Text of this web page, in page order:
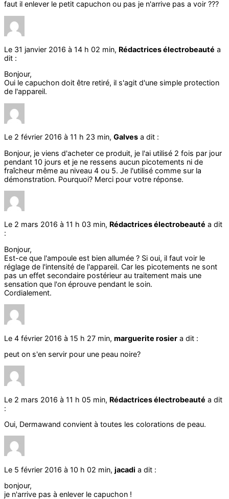
faut il enlever le petit capuchon ou pas je n'arrive pas a voir ???
Le 31 janvier 2016 à 14 h 02 min, Rédactrices électrobeauté a
dit :
Bonjour,
Oui le capuchon doit être retiré, il s'agit d'une simple protection
de l'appareil.
Le 2 février 2016 à 11 h 23 min, Galves a dit :
Bonjour, je viens d'acheter ce produit, je l'ai utilisé 2 fois par jour
pendant 10 jours et je ne ressens aucun picotements ni de
fraîcheur même au niveau 4 ou 5. Je l'utilisé comme sur la
démonstration. Pourquoi? Merci pour votre réponse.
Le 2 mars 2016 à 11 h 03 min, Rédactrices électrobeauté a dit
:
Bonjour,
Est-ce que l'ampoule est bien allumée ? Si oui, il faut voir le
réglage de l'intensité de l'appareil. Car les picotements ne sont
pas un effet secondaire postérieur au traitement mais une
sensation que l'on éprouve pendant le soin.
Cordialement.
Le 4 février 2016 à 15 h 27 min, marguerite rosier a dit :
peut on s'en servir pour une peau noire?
Le 2 mars 2016 à 11 h 05 min, Rédactrices électrobeauté a dit
:
Oui, Dermawand convient à toutes les colorations de peau.
Le 5 février 2016 à 10 h 02 min, jacadi a dit :
bonjour,
je n'arrive pas à enlever le capuchon !